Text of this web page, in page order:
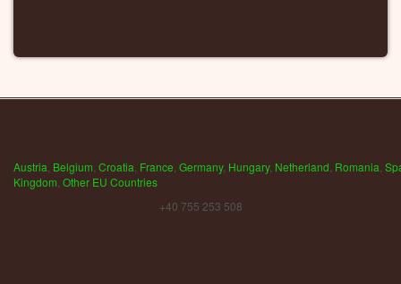
Austria Belgium Croatia France Germany, Hungary, Netherland Romania
Kingdom Other EU Countries
+40 755 253 508